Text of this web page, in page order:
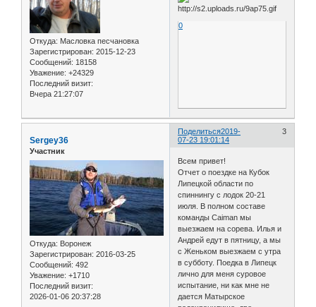
Откуда: Масловка песчановка
Зарегистрирован: 2015-12-23
Сообщений: 18158
Уважение: +24329
Последний визит:
Вчера 21:27:07
0
Поделиться 3
2019-
07-23 19:01:14
Sergey36
Участник
Откуда: Воронеж
Зарегистрирован: 2016-03-25
Сообщений: 492
Уважение: +1710
Последний визит:
2026-01-06 20:37:28
Всем привет!
Отчет о поездке на Кубок
Липецкой области по
спиннингу с лодок 20-21
июля. В полном составе
команды Caiman мы
выезжаем на сорева. Илья и
Андрей едут в пятницу, а мы
с Женьком выезжаем с утра
в субботу. Поедка в Липецк
лично для меня суровое
испытание, ни как мне не
дается Матырское